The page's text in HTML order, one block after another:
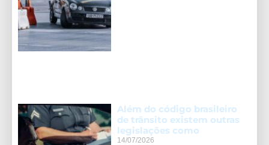
Além do código brasileiro
de trânsito existem outras
legislações como
14/07/2026